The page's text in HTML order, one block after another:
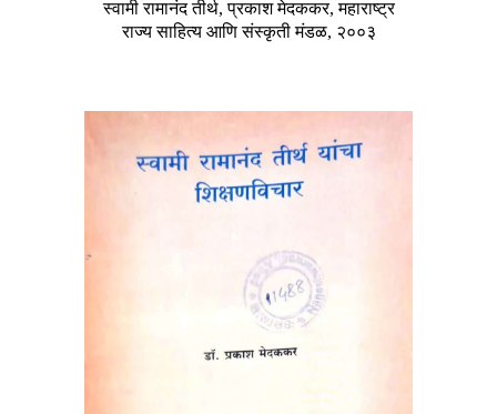
स्वामी रामानंद तीर्थ, प्रकाश मेदककर, महाराष्ट्र
राज्य साहित्य आणि संस्कृती मंडळ, २००३